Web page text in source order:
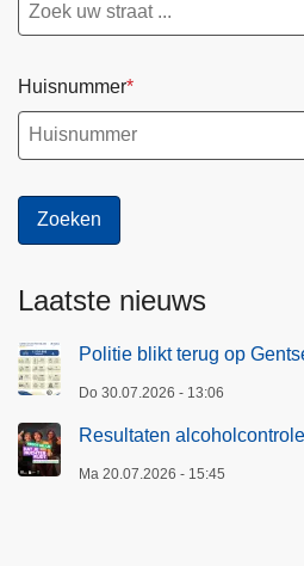
Huisnummer
Laatste nieuws
Politie blikt terug op
Do 30.07.2026 - 13:06
Resultaten
Ma 20.07.2026 - 15:45